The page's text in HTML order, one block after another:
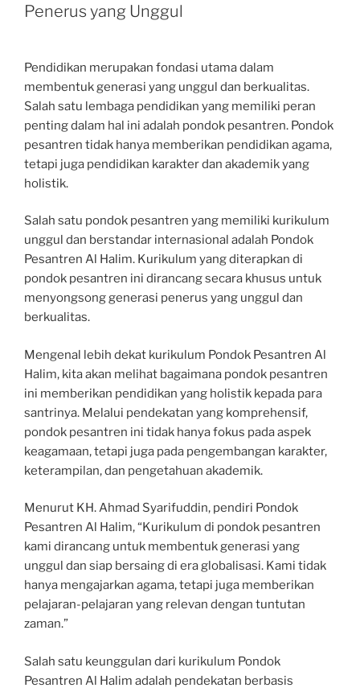
Penerus yang Unggul
Pendidikan merupakan fondasi utama dalam
membentuk generasi yang unggul dan berkualitas.
Salah satu lembaga pendidikan yang memiliki peran
penting dalam hal ini adalah pondok pesantren. Pondok
pesantren tidak hanya memberikan pendidikan agama,
tetapi juga pendidikan karakter dan akademik yang
holistik.
Salah satu pondok pesantren yang memiliki kurikulum
unggul dan berstandar internasional adalah Pondok
Pesantren Al Halim. Kurikulum yang diterapkan di
pondok pesantren ini dirancang secara khusus untuk
menyongsong generasi penerus yang unggul dan
berkualitas.
Mengenal lebih dekat kurikulum Pondok Pesantren Al
Halim, kita akan melihat bagaimana pondok pesantren
ini memberikan pendidikan yang holistik kepada para
santrinya. Melalui pendekatan yang komprehensif,
pondok pesantren ini tidak hanya fokus pada aspek
keagamaan, tetapi juga pada pengembangan karakter,
keterampilan, dan pengetahuan akademik.
Menurut KH. Ahmad Syarifuddin, pendiri Pondok
Pesantren Al Halim, “Kurikulum di pondok pesantren
kami dirancang untuk membentuk generasi yang
unggul dan siap bersaing di era globalisasi. Kami tidak
hanya mengajarkan agama, tetapi juga memberikan
pelajaran-pelajaran yang relevan dengan tuntutan
zaman.”
Salah satu keunggulan dari kurikulum Pondok
Pesantren Al Halim adalah pendekatan berbasis